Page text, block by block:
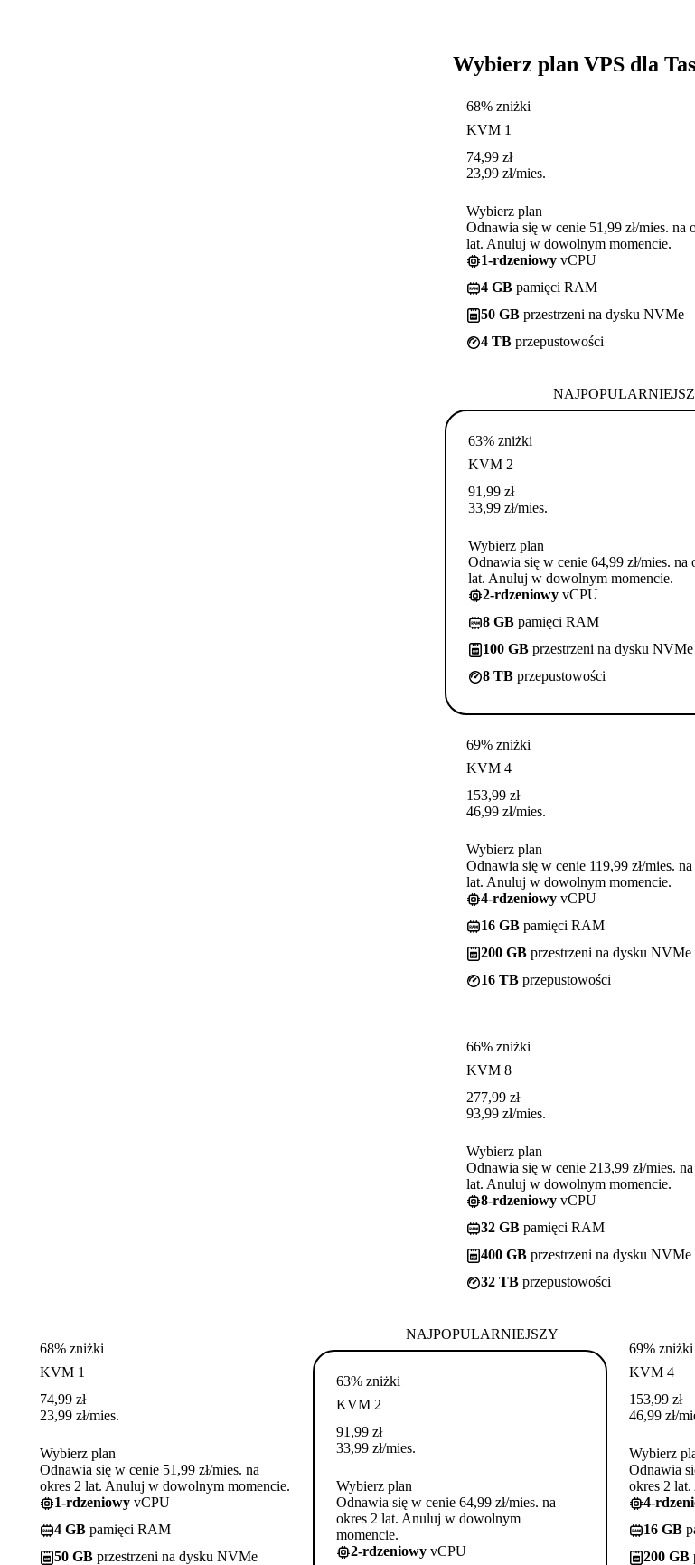
Wybierz plan VPS dla
68% zniżki
KVM 1
74,99 zł
23,99 zł/mies.
Wybierz plan
Odnawia się w cenie 51,99 zł/mies. na
lat. Anuluj w dowolnym momencie.
1-rdzeniowy vCPU
4 GB pamięci RAM
50 GB przestrzeni na dysku NVMe
4 TB przepustowości
63% zniżki
KVM 2
91,99 zł
33,99 zł/mies.
Wybierz plan
Odnawia się w cenie 64,99 zł/mies. na
lat. Anuluj w dowolnym momencie.
2-rdzeniowy vCPU
8 GB pamięci RAM
100 GB przestrzeni na dysku NVMe
8 TB przepustowości
69% zniżki
KVM 4
153,99 zł
46,99 zł/mies.
Wybierz plan
Odnawia się w cenie 119,99 zł/mies.
lat. Anuluj w dowolnym momencie.
4-rdzeniowy vCPU
16 GB pamięci RAM
200 GB przestrzeni na dysku NVMe
16 TB przepustowości
66% zniżki
KVM 8
277,99 zł
93,99 zł/mies.
Wybierz plan
Odnawia się w cenie 213,99 zł/mies.
lat. Anuluj w dowolnym momencie.
8-rdzeniowy vCPU
32 GB pamięci RAM
400 GB przestrzeni na dysku NVMe
32 TB przepustowości
68% zniżki
KVM 1
74,99 zł
23,99 zł/mies.
Wybierz plan
Odnawia się w cenie 51,99 zł/mies. na
okres 2 lat. Anuluj w dowolnym momencie.
1-rdzeniowy vCPU
4 GB pamięci RAM
50 GB przestrzeni na dysku NVMe
NAJPOPULARNIEJSZY
63% zniżki
KVM 2
91,99 zł
33,99 zł/mies.
Wybierz plan
Odnawia się w cenie 64,99 zł/mies. na
okres 2 lat. Anuluj w dowolnym
momencie.
2-rdzeniowy vCPU
69% zniżki
KVM 4
153,99 zł
46,99 zł/
Wybierz
Odnawia
okres 2
4-
16 GB
200 GB